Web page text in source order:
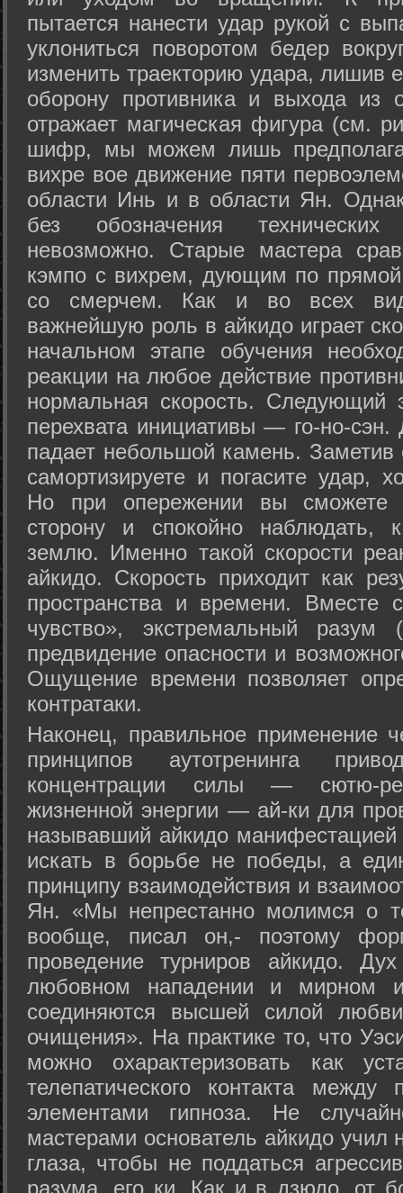
пытается нанести удар рукой с
уклониться поворотом бедер
изменить траекторию удара, лишив
оборону противника и выхода из
отражает магическая фигура (см.
шифр, мы можем лишь
вихре вое движение пяти
области Инь и в области Ян.
без обозначения
невозможно. Старые мастера
кэмпо с вихрем, дующим по
со смерчем. Как и во всех
важнейшую роль в айкидо играет
начальном этапе обучения
реакции на любое действие
нормальная скорость.
перехвата инициативы — го-но-
падает небольшой камень.
самортизируете и погасите удар,
Но при опережении вы сможете
сторону и спокойно наблюдать,
землю. Именно такой скорости
айкидо. Скорость приходит как
пространства и времени. Вместе
чувство», экстремальный разум
предвидение опасности и
Ощущение времени позволяет
контратаки.
Наконец, правильное применение
принципов аутотренинга
концентрации силы — сютю-
жизненной энергии — ай-ки для
называвший айкидо
искать в борьбе не победы, а
принципу взаимодействия и
Ян. «Мы непрестанно молимся о
вообще, писал он,- поэтому
проведение турниров айкидо.
любовном нападении и мирном
соединяются высшей силой
очищения». На практике то, что
можно охарактеризовать как
телепатического контакта между
элементами гипноза. Не
мастерами основатель айкидо учил
глаза, чтобы не поддаться
разума, его ки. Как и в дзюдо, от